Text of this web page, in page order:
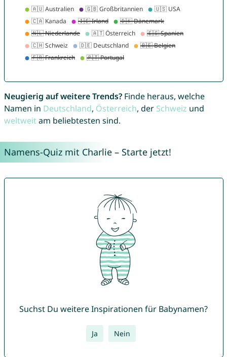
Neugierig auf weitere Trends?Finde heraus, welche
Namen in Deutschland, Österreich, der Schweiz und
weltweitam beliebtesten sind.
Namens-Quiz mit Charlie – Starte jetzt!
Suchst Du weitere Inspirationen für Babynamen?
Ja Nein